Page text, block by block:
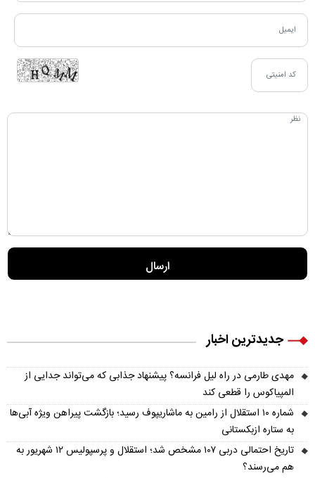
جدیدترین اخبار
مهدی طارمی در راه لیل فرانسه؟ پیشنهاد جذابی که می‌تواند جدایی از
المپیاکوس را قطعی کند
شماره ۱۰ استقلال از رامین به ماشاریپوف رسید؛ بازگشت پیراهن ویژه آبی‌ها
به ستاره ازبکستانی
تاریخ احتمالی دربی ۱۰۷ مشخص شد؛ استقلال و پرسپولیس ۱۲ شهریور به
هم می‌رسند؟